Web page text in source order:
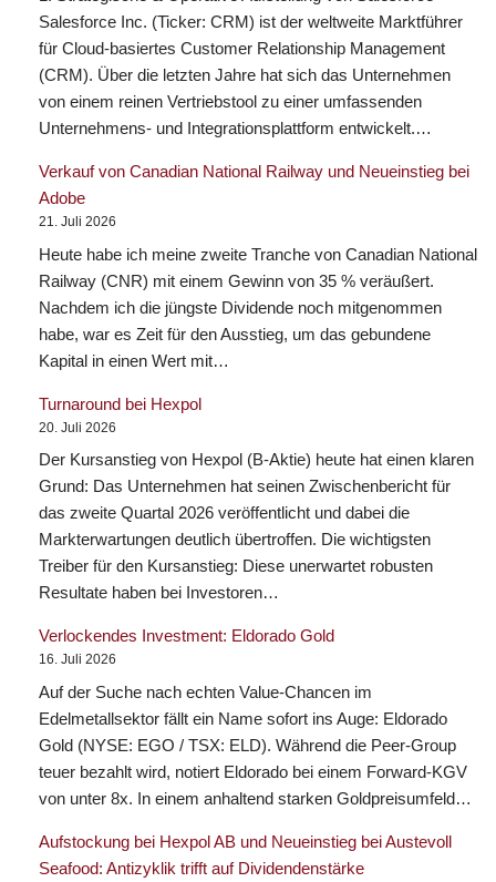
Salesforce Inc. (Ticker: CRM) ist der weltweite Marktführer
für Cloud-basiertes Customer Relationship Management
(CRM). Über die letzten Jahre hat sich das Unternehmen
von einem reinen Vertriebstool zu einer umfassenden
Unternehmens- und Integrationsplattform entwickelt.…
Verkauf von Canadian National Railway und Neueinstieg bei
Adobe
21. Juli 2026
Heute habe ich meine zweite Tranche von Canadian National
Railway (CNR) mit einem Gewinn von 35 % veräußert.
Nachdem ich die jüngste Dividende noch mitgenommen
habe, war es Zeit für den Ausstieg, um das gebundene
Kapital in einen Wert mit…
Turnaround bei Hexpol
20. Juli 2026
Der Kursanstieg von Hexpol (B-Aktie) heute hat einen klaren
Grund: Das Unternehmen hat seinen Zwischenbericht für
das zweite Quartal 2026 veröffentlicht und dabei die
Markterwartungen deutlich übertroffen. Die wichtigsten
Treiber für den Kursanstieg: Diese unerwartet robusten
Resultate haben bei Investoren…
Verlockendes Investment: Eldorado Gold
16. Juli 2026
Auf der Suche nach echten Value-Chancen im
Edelmetallsektor fällt ein Name sofort ins Auge: Eldorado
Gold (NYSE: EGO / TSX: ELD). Während die Peer-Group
teuer bezahlt wird, notiert Eldorado bei einem Forward-KGV
von unter 8x. In einem anhaltend starken Goldpreisumfeld…
Aufstockung bei Hexpol AB und Neueinstieg bei Austevoll
Seafood: Antizyklik trifft auf Dividendenstärke